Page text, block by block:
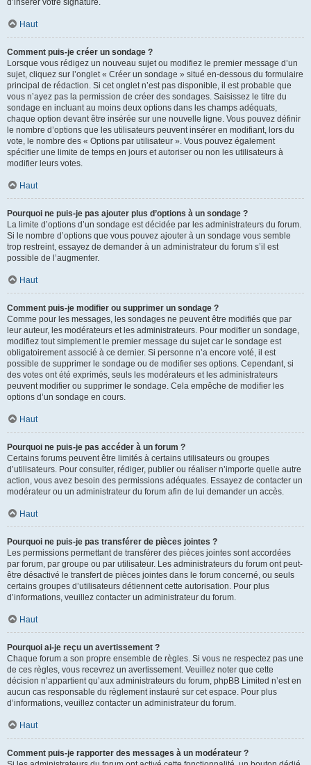
d’insérer votre signature.
Haut
Comment puis-je créer un sondage ?
Lorsque vous rédigez un nouveau sujet ou modifiez le premier message d’un
sujet, cliquez sur l’onglet « Créer un sondage » situé en-dessous du formulaire
principal de rédaction. Si cet onglet n’est pas disponible, il est probable que
vous n’ayez pas la permission de créer des sondages. Saisissez le titre du
sondage en incluant au moins deux options dans les champs adéquats,
chaque option devant être insérée sur une nouvelle ligne. Vous pouvez définir
le nombre d’options que les utilisateurs peuvent insérer en modifiant, lors du
vote, le nombre des « Options par utilisateur ». Vous pouvez également
spécifier une limite de temps en jours et autoriser ou non les utilisateurs à
modifier leurs votes.
Haut
Pourquoi ne puis-je pas ajouter plus d’options à un sondage ?
La limite d’options d’un sondage est décidée par les administrateurs du forum.
Si le nombre d’options que vous pouvez ajouter à un sondage vous semble
trop restreint, essayez de demander à un administrateur du forum s’il est
possible de l’augmenter.
Haut
Comment puis-je modifier ou supprimer un sondage ?
Comme pour les messages, les sondages ne peuvent être modifiés que par
leur auteur, les modérateurs et les administrateurs. Pour modifier un sondage,
modifiez tout simplement le premier message du sujet car le sondage est
obligatoirement associé à ce dernier. Si personne n’a encore voté, il est
possible de supprimer le sondage ou de modifier ses options. Cependant, si
des votes ont été exprimés, seuls les modérateurs et les administrateurs
peuvent modifier ou supprimer le sondage. Cela empêche de modifier les
options d’un sondage en cours.
Haut
Pourquoi ne puis-je pas accéder à un forum ?
Certains forums peuvent être limités à certains utilisateurs ou groupes
d’utilisateurs. Pour consulter, rédiger, publier ou réaliser n’importe quelle autre
action, vous avez besoin des permissions adéquates. Essayez de contacter un
modérateur ou un administrateur du forum afin de lui demander un accès.
Haut
Pourquoi ne puis-je pas transférer de pièces jointes ?
Les permissions permettant de transférer des pièces jointes sont accordées
par forum, par groupe ou par utilisateur. Les administrateurs du forum ont peut-
être désactivé le transfert de pièces jointes dans le forum concerné, ou seuls
certains groupes d’utilisateurs détiennent cette autorisation. Pour plus
d’informations, veuillez contacter un administrateur du forum.
Haut
Pourquoi ai-je reçu un avertissement ?
Chaque forum a son propre ensemble de règles. Si vous ne respectez pas une
de ces règles, vous recevrez un avertissement. Veuillez noter que cette
décision n’appartient qu’aux administrateurs du forum, phpBB Limited n’est en
aucun cas responsable du règlement instauré sur cet espace. Pour plus
d’informations, veuillez contacter un administrateur du forum.
Haut
Comment puis-je rapporter des messages à un modérateur ?